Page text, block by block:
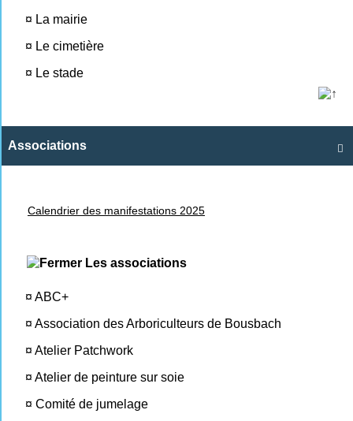
¤ La mairie
¤ Le cimetière
¤ Le stade

Associations
Calendrier des manifestations 2025
Les associations
¤ ABC+
¤ Association des Arboriculteurs de Bousbach
¤ Atelier Patchwork
¤ Atelier de peinture sur soie
¤ Comité de jumelage